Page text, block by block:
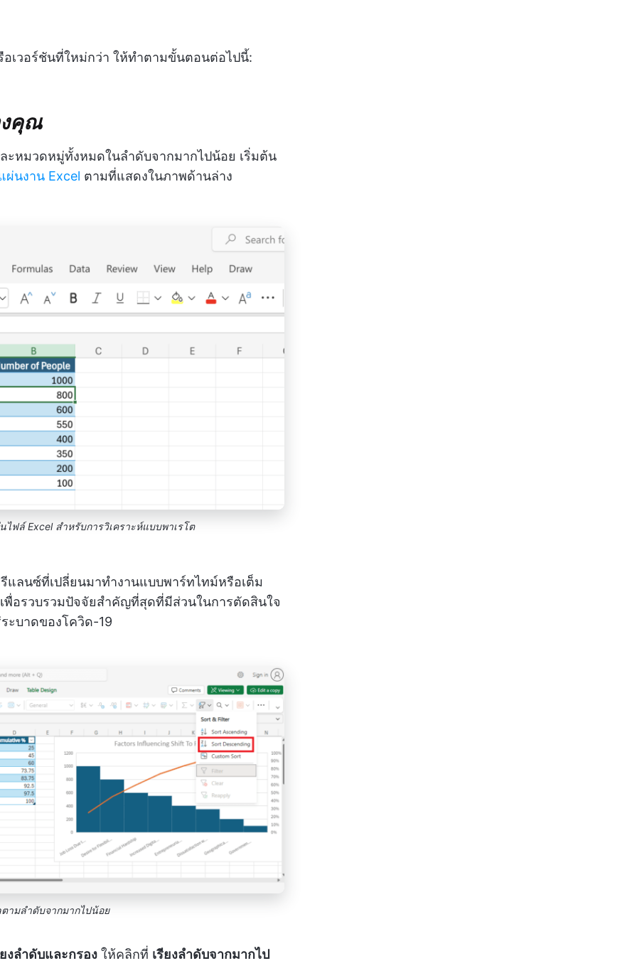
อเวอร์ชันที่ใหม่กว่า ให้ทำตามขั้นตอนต่อไปนี้:
งคุณ
ะหมวดหมู่ทั้งหมดในลำดับจากมากไปน้อย เริ่มต้น
ผ่นงาน Excel ตามที่แสดงในภาพด้านล่าง
ฟล์ Excel สำหรับการวิเคราะห์แบบพาเรโต
แลนซ์ที่เปลี่ยนมาทำงานแบบพาร์ทไทม์หรือเต็ม
พื่อรวบรวมปัจจัยสำคัญที่สุดที่มีส่วนในการตัดสินใจ
ะบาดของโควิด-19
ามลำดับจากมากไปน้อย
งลำดับและกรอง ให้คลิกที่ เรียงลำดับจากมากไป